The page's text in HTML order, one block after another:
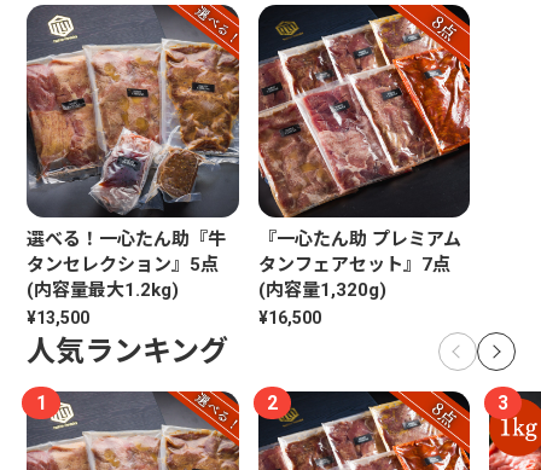
選べる！一心たん助『牛
タンセレクション』5点
(内容量最大1.2kg)
¥13,500
『一心たん助 プレミアム
タンフェアセット』7点
(内容量1,320g)
¥16,500
人気ランキング